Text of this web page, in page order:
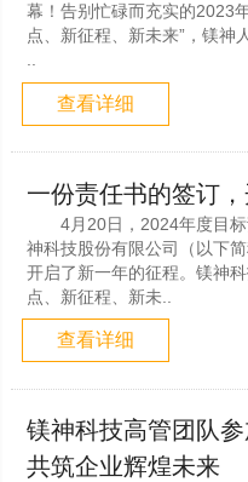
幕！告别忙碌而充实的2023
点、新征程、新未来”，镁神
查看详细
一份责任书的签订
4月20日，2024年度目标
神科技股份有限公司（以下
开启了新一年的征程。镁神
点、新征程、新未..
查看详细
镁神科技高管团队
共筑企业辉煌未来